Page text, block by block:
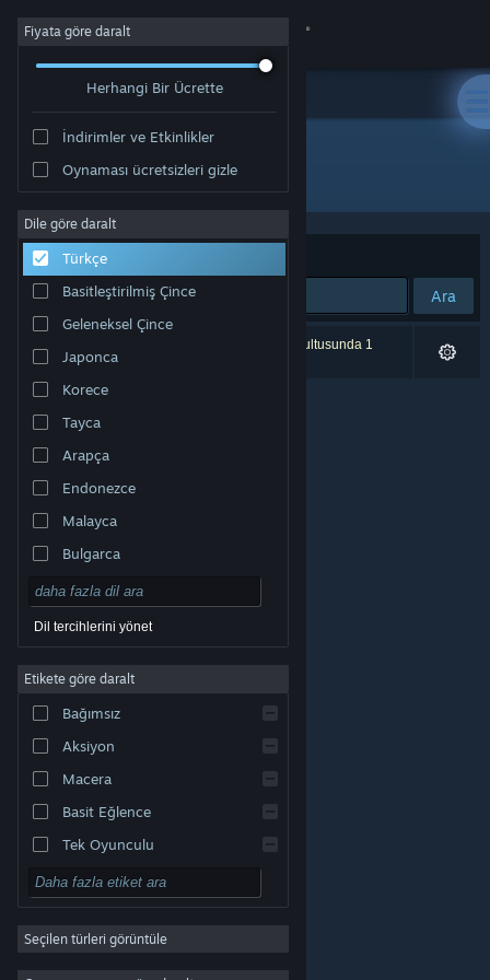
Giriş yap
Hakkında
Destek
Dili değiştir
Steam mobil uygulamasını yükle
Masaüstü internet sitesini görüntüle
© Valve Corporation. Tüm hakları saklıdır. Tüm ticari
markalar, ABD ve diğer ülkelerde ilgili sahiplerinin
mülkiyetindedir.Gizlilik Politikası|Yasal Bilgi|
Erişilebilirlik|Steam Abonelik Sözleşmesi
Çerezler
Fiyata göre daralt
Herhangi Bir Ücrette
İndirimler ve Etkinlikler
Oynaması ücretsizleri gizle
Dile göre daralt
Türkçe
Basitleştirilmiş Çince
Geleneksel Çince
Japonca
Korece
Tayca
Arapça
Endonezce
Malayca
Bulgarca
Çekçe
Danca
Almanca
İngilizce
Kastilya İspanyolcası
Latin Amerika İspanyolcası
Dil tercihlerini yönet
Etikete göre daralt
Bağımsız
Aksiyon
Macera
Basit Eğlence
Tek Oyunculu
Simülasyon
RYO
Strateji
2D
Seçilen türleri görüntüle
Geliştirici: Paul Eckhardt
Sırala Uygunluk
Ara
0 sonuç aramanızla eşleşiyor. Tercihleriniz doğrultusunda 1
ürün dâhil edilmedi.